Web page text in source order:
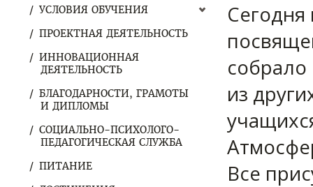
УСЛОВИЯ ОБУЧЕНИЯ
ПРОЕКТНАЯ ДЕЯТЕЛЬНОСТЬ
ИННОВАЦИОННАЯ
ДЕЯТЕЛЬНОСТЬ
БЛАГОДАРНОСТИ, ГРАМОТЫ
И ДИПЛОМЫ
СОЦИАЛЬНО-ПСИХОЛОГО-
ПЕДАГОГИЧЕСКАЯ СЛУЖБА
ПИТАНИЕ
собрало
из
Все